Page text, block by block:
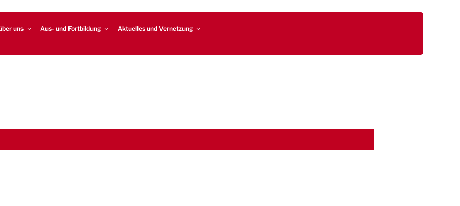
uns Aus- und Fortbildung Aktuelles und Vernetzung